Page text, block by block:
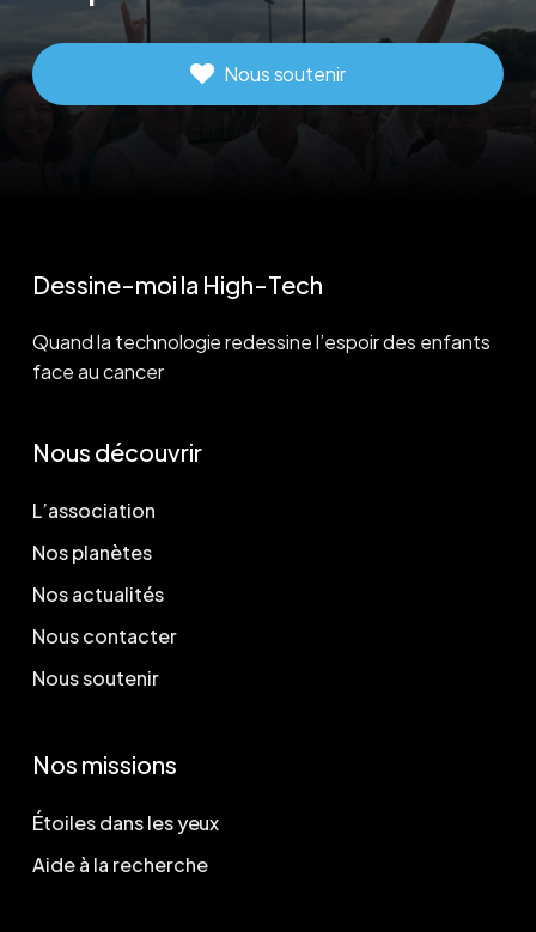
Nous soutenir
Dessine-moi la High-Tech
Quand la technologie redessine l’espoir des enfants
face au cancer
Nous découvrir
L’association
Nos planètes
Nos actualités
Nous contacter
Nous soutenir
Nos missions
Étoiles dans les yeux
Aide à la recherche